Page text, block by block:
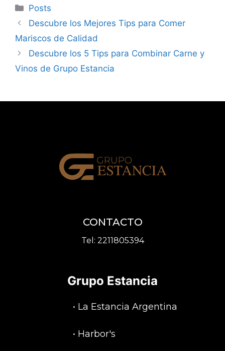
Categorías
Posts
Descubre los Mejores Tips para Comer
Mariscos de Calidad
Descubre los 5 Tips para Combinar Carne y
Vinos de Grupo Estancia
CONTACTO
Tel: 2211805394
Grupo Estancia
• La Estancia Argentina
• Harbor's